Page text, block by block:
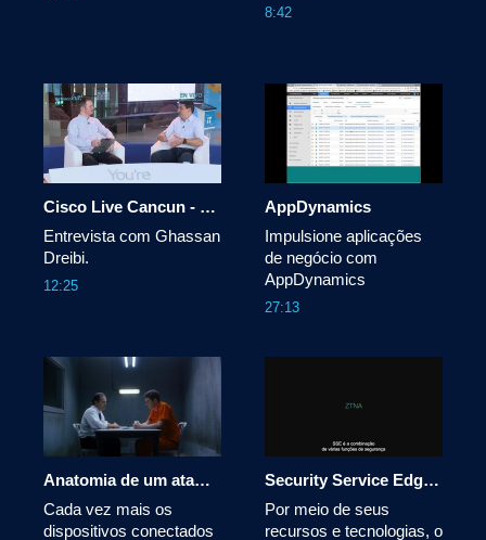
8:42
Cisco Live Cancun - Segurança
Entrevista com Ghassan
Dreibi.
12:25
AppDynamics
Impulsione aplicações
de negócio com
AppDynamics
27:13
Anatomia de um ataque de IoT
Cada vez mais os
dispositivos conectados
Security Service Edge Explainer Video
Por meio de seus
recursos e tecnologias, o